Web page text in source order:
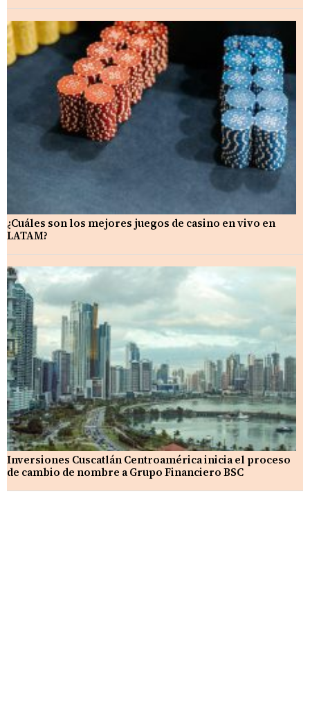
¿Cuáles son los mejores juegos de casino en vivo en
LATAM?
Inversiones Cuscatlán Centroamérica inicia el proceso
de cambio de nombre a Grupo Financiero BSC